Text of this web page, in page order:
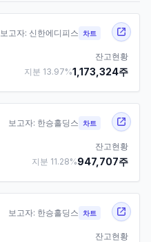
보고자: 신한에디피스 차트
잔고현황
지분 13.97%1,173,324주
보고자: 한승홀딩스 차트
잔고현황
지분 11.28%947,707주
보고자: 한승홀딩스 차트
잔고현황